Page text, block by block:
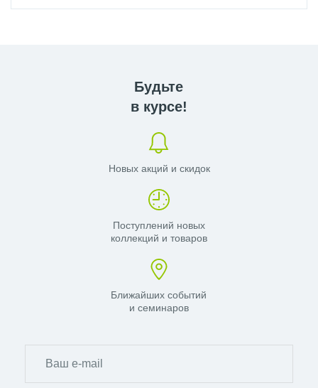
Будьте
в курсе!
Новых акций и скидок
Поступлений новых
коллекций и товаров
Ближайших событий
и семинаров